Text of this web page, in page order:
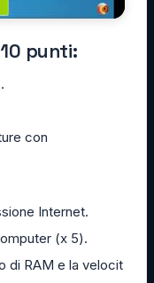
punti:
con
Internet.
(x 5).
di RAM e la velocit